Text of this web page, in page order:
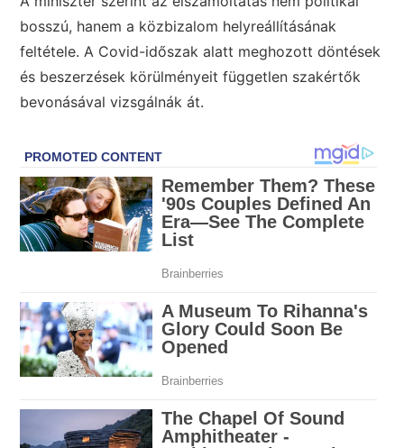
bosszú, hanem a közbizalom helyreállításának
feltétele. A Covid-időszak alatt meghozott döntések
és beszerzések körülményeit független szakértők
bevonásával vizsgálnák át.